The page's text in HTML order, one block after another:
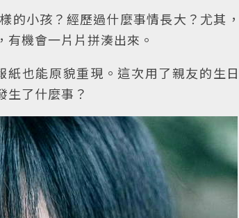
的小孩？經歷過什麼事情長大？尤其
機會一片片拼湊出來。
紙也能原貌重現。這次用了親友的生
生了什麼事？